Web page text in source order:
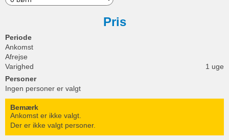
Pris
Periode
Ankomst
Afrejse
Varighed
1 uge
Personer
Ingen personer er valgt
Bemærk
Ankomst er ikke valgt.
Der er ikke valgt personer.